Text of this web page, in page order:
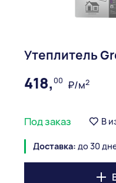
Утеплитель
418,00 ₽/м2
Под заказ В
Доставка: до 30